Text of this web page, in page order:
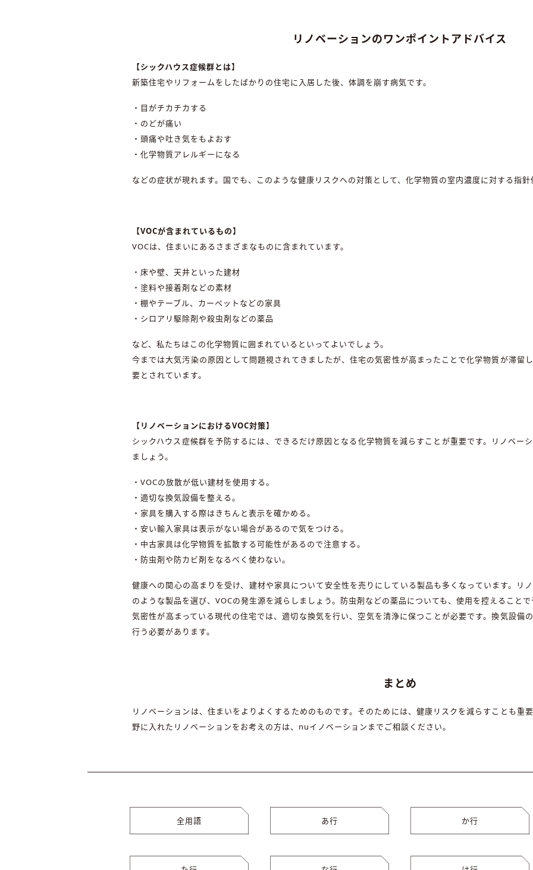
リノベーションのワンポイントアドバイス
【シックハウス症候群とは】
新築住宅やリフォームをしたばかりの住宅に入居した後、体調を崩す病気です。
・目がチカチカする
・のどが痛い
・頭痛や吐き気をもよおす
・化学物質アレルギーになる
などの症状が現れます。国でも、このような健康リスクへの対策として、化学物質の室内濃度に対する指針
【VOCが含まれているもの】
VOCは、住まいにあるさまざまなものに含まれています。
・床や壁、天井といった建材
・塗料や接着剤などの素材
・棚やテーブル、カーペットなどの家具
・シロアリ駆除剤や殺虫剤などの薬品
など、私たちはこの化学物質に囲まれているといってよいでしょう。
今までは大気汚染の原因として問題視されてきましたが、住宅の気密性が高まったことで化学物質が滞留
要とされています。
【リノベーションにおけるVOC対策】
シックハウス症候群を予防するには、できるだけ原因となる化学物質を減らすことが重要です。リノベー
ましょう。
・VOCの放散が低い建材を使用する。
・適切な換気設備を整える。
・家具を購入する際はきちんと表示を確かめる。
・安い輸入家具は表示がない場合があるので気をつける。
・中古家具は化学物質を拡散する可能性があるので注意する。
・防虫剤や防カビ剤をなるべく使わない。
健康への関心の高まりを受け、建材や家具について安全性を売りにしている製品も多くなっています。リ
のような製品を選び、VOCの発生源を減らしましょう。防虫剤などの薬品についても、使用を控えることで
気密性が高まっている現代の住宅では、適切な換気を行い、空気を清浄に保つことが必要です。換気設備
行う必要があります。
まとめ
リノベーションは、住まいをよりよくするためのものです。そのためには、健康リスクを減らすことも重
野に入れたリノベーションをお考えの方は、nuイノベーションまでご相談ください。
全用語 あ行 か行